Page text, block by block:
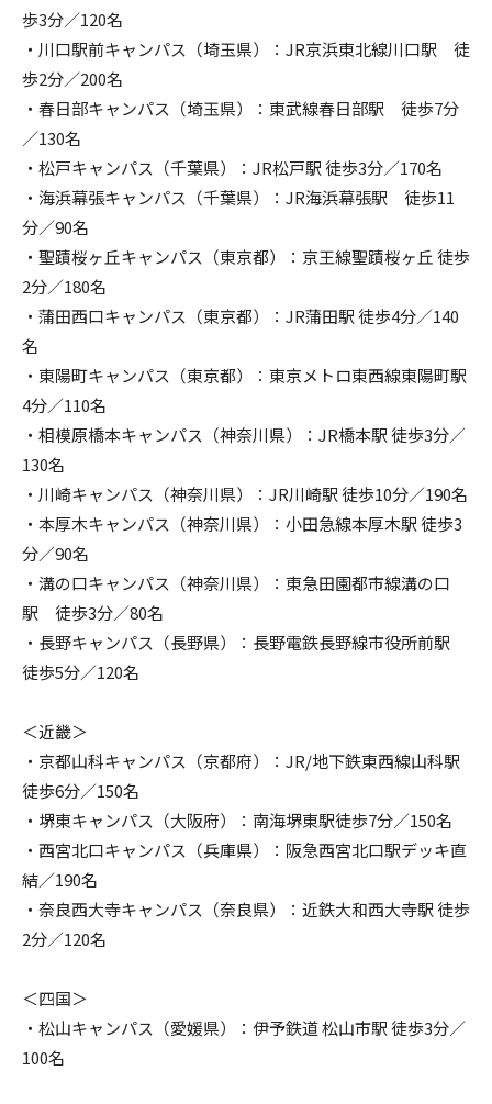
歩3分／120名
・川口駅前キャンパス（埼玉県）：JR京浜東北線川口駅 徒
歩2分／200名
・春日部キャンパス（埼玉県）：東武線春日部駅 徒歩7分
／130名
・松戸キャンパス（千葉県）：JR松戸駅 徒歩3分／170名
・海浜幕張キャンパス（千葉県）：JR海浜幕張駅 徒歩11
分／90名
・聖蹟桜ヶ丘キャンパス（東京都）：京王線聖蹟桜ヶ丘 徒歩
2分／180名
・蒲田西口キャンパス（東京都）：JR蒲田駅 徒歩4分／140
名
・東陽町キャンパス（東京都）：東京メトロ東西線東陽町駅
4分／110名
・相模原橋本キャンパス（神奈川県）：JR橋本駅 徒歩3分／
130名
・川崎キャンパス（神奈川県）：JR川崎駅 徒歩10分／190名
・本厚木キャンパス（神奈川県）：小田急線本厚木駅 徒歩3
分／90名
・溝の口キャンパス（神奈川県）：東急田園都市線溝の口
駅 徒歩3分／80名
・長野キャンパス（長野県）：長野電鉄長野線市役所前駅
徒歩5分／120名
＜近畿＞
・京都山科キャンパス（京都府）：JR/地下鉄東西線山科駅
徒歩6分／150名
・堺東キャンパス（大阪府）：南海堺東駅徒歩7分／150名
・西宮北口キャンパス（兵庫県）：阪急西宮北口駅デッキ直
結／190名
・奈良西大寺キャンパス（奈良県）：近鉄大和西大寺駅 徒歩
2分／120名
＜四国＞
・松山キャンパス（愛媛県）：伊予鉄道 松山市駅 徒歩3分／
100名